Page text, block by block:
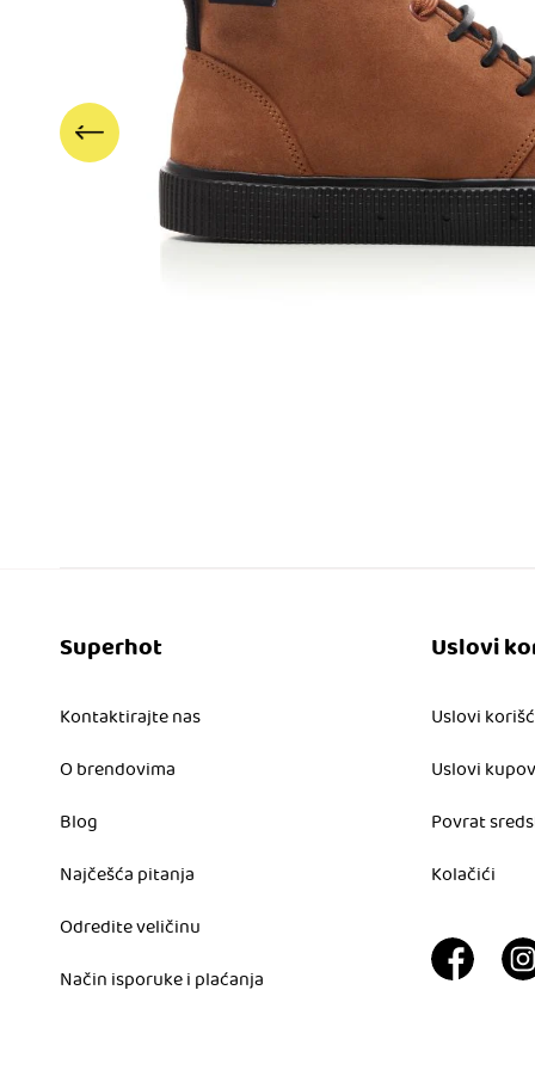
Superhot
Kontaktirajte nas
O brendovima
Blog
Najčešća pitanja
Odredite veličinu
Način isporuke i plaćanja
Uslovi
Uslovi
Uslovi
Povrat
Kolačići